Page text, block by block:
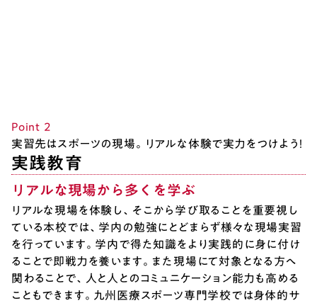
Point ２
実習先はスポーツの現場。リアルな体験で実力をつけよう！
実践教育
リアルな現場から多くを学ぶ
リアルな現場を体験し、そこから学び取ることを重要視し
ている本校では、学内の勉強にとどまらず様々な現場実習
を行っています。学内で得た知識をより実践的に身に付け
ることで即戦力を養います。また現場にて対象となる方へ
関わることで、人と人とのコミュニケーション能力も高める
こともできます。九州医療スポーツ専門学校では身体的サ